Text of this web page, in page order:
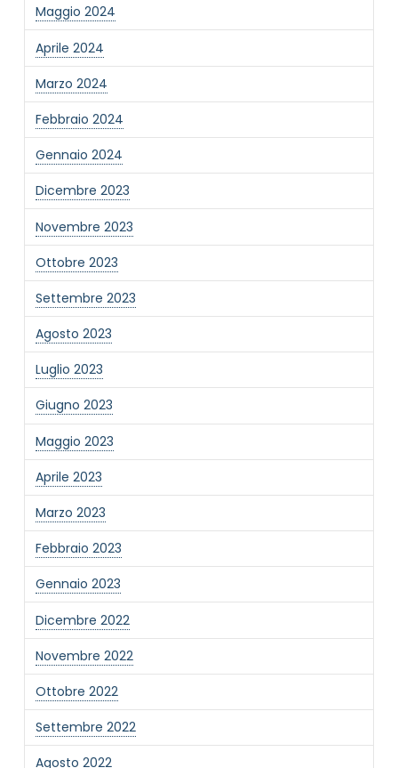
Maggio 2024
Aprile 2024
Marzo 2024
Febbraio 2024
Gennaio 2024
Dicembre 2023
Novembre 2023
Ottobre 2023
Settembre 2023
Agosto 2023
Luglio 2023
Giugno 2023
Maggio 2023
Aprile 2023
Marzo 2023
Febbraio 2023
Gennaio 2023
Dicembre 2022
Novembre 2022
Ottobre 2022
Settembre 2022
Agosto 2022
Informativa Privacy
Ho preso visione dell'informativa privacy
Privacy Policy completa
Newsletter
Desidero rimanere aggiornato sulle ultime
novità dell'Associazione tramite l'iscrizione alla
newsletter
Invia